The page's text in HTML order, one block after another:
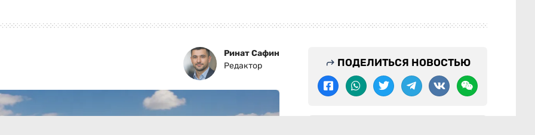
Ринат Сафин
Редактор
ПОДЕЛИТЬСЯ НОВОСТЬЮ